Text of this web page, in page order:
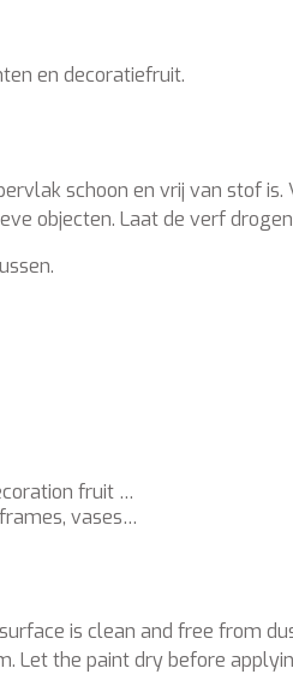
en decoratiefruit.
schoon en vrij van stof
objecten. Laat de verf
fruit …
vases…
is clean and free from
Let the paint dry before